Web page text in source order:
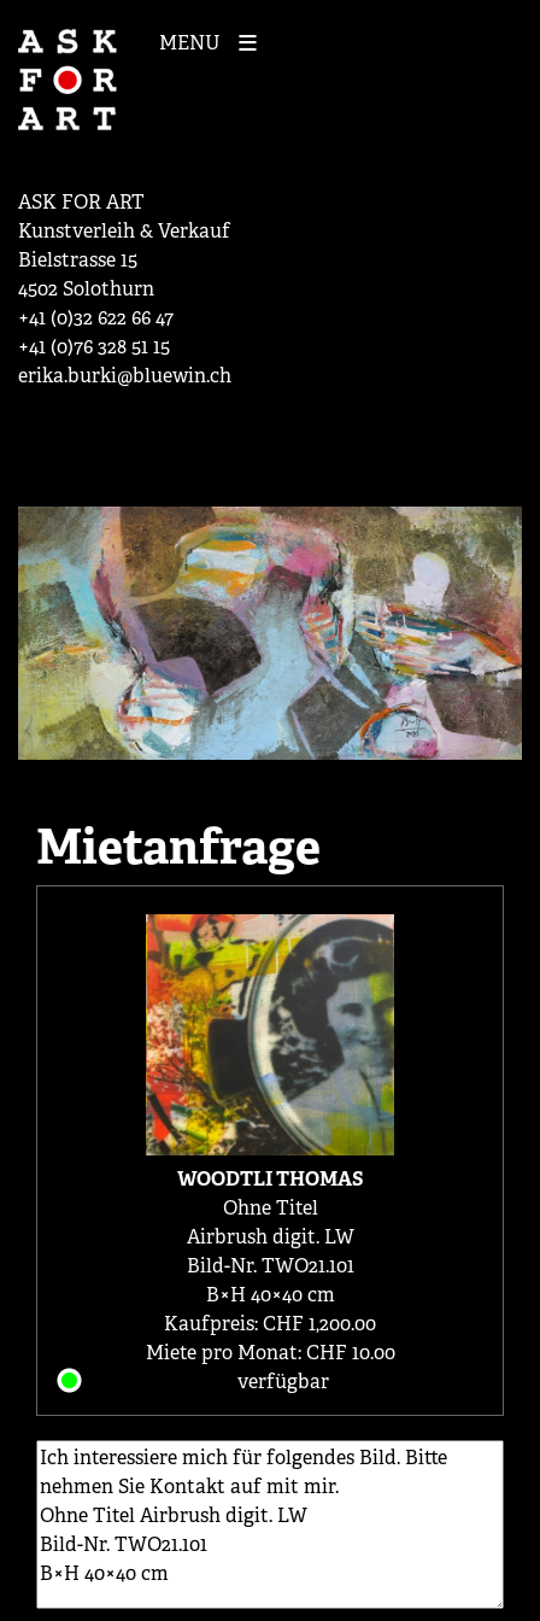
MENU
ASK FOR ART
Kunstverleih & Verkauf
Bielstrasse 15
4502 Solothurn
+41 (0)32 622 66 47
+41 (0)76 328 51 15
erika.burki@bluewin.ch
Mietanfrage
WOODTLI THOMAS
Ohne Titel
Airbrush digit. LW
Bild-Nr. TWO21.101
B×H 40×40 cm
Kaufpreis: CHF 1,200.00
Miete pro Monat: CHF 10.00
verfügbar